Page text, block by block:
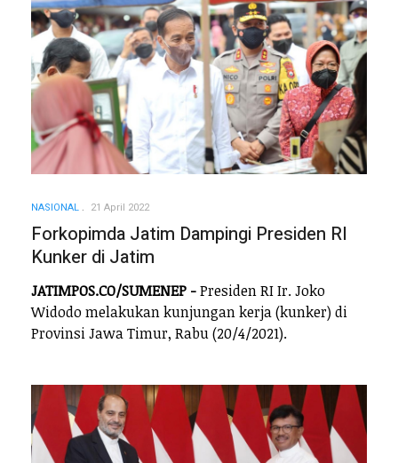
NASIONAL 21 April 2022
Forkopimda Jatim Dampingi Presiden RI
Kunker di Jatim
JATIMPOS.CO/SUMENEP -Presiden RI Ir. Joko
Widodo melakukan kunjungan kerja (kunker) di
Provinsi Jawa Timur, Rabu (20/4/2021).